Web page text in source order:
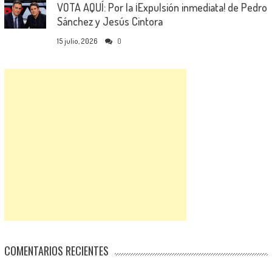
VOTA AQUÍ: Por la ¡Expulsión inmediata! de Pedro
Sánchez y Jesús Cintora
15 julio, 2026 0
COMENTARIOS RECIENTES